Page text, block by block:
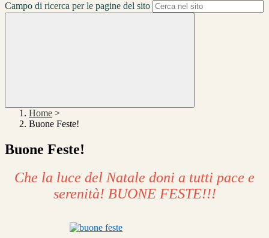
Campo di ricerca per le pagine del sito
Home >
Buone Feste!
Buone Feste!
Che la luce del Natale doni a tutti pace e
serenità! BUONE FESTE!!!